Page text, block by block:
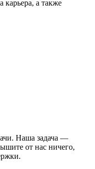
карьера, а также
Наша задача —
от нас ничего,